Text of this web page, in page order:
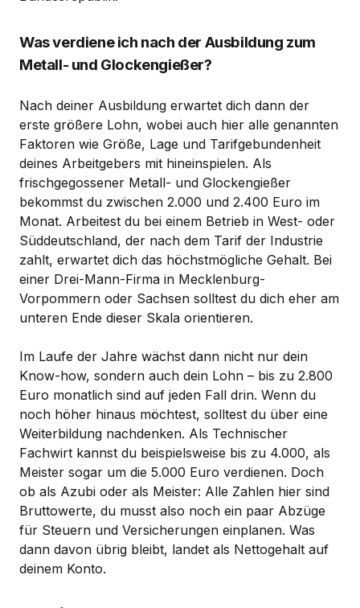
Was verdiene ich nach der Ausbildung zum
Metall- und Glockengießer?
Nach deiner Ausbildung erwartet dich dann der
erste größere Lohn, wobei auch hier alle genannten
Faktoren wie Größe, Lage und Tarifgebundenheit
deines Arbeitgebers mit hineinspielen. Als
frischgegossener Metall- und Glockengießer
bekommst du zwischen 2.000 und 2.400 Euro im
Monat. Arbeitest du bei einem Betrieb in West- oder
Süddeutschland, der nach dem Tarif der Industrie
zahlt, erwartet dich das höchstmögliche Gehalt. Bei
einer Drei-Mann-Firma in Mecklenburg-
Vorpommern oder Sachsen solltest du dich eher am
unteren Ende dieser Skala orientieren.
Im Laufe der Jahre wächst dann nicht nur dein
Know-how, sondern auch dein Lohn – bis zu 2.800
Euro monatlich sind auf jeden Fall drin. Wenn du
noch höher hinaus möchtest, solltest du über eine
Weiterbildung nachdenken. Als Technischer
Fachwirt kannst du beispielsweise bis zu 4.000, als
Meister sogar um die 5.000 Euro verdienen. Doch
ob als Azubi oder als Meister: Alle Zahlen hier sind
Bruttowerte, du musst also noch ein paar Abzüge
für Steuern und Versicherungen einplanen. Was
dann davon übrig bleibt, landet als Nettogehalt auf
deinem Konto.